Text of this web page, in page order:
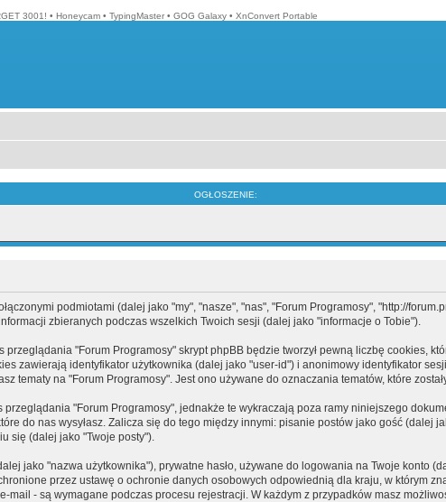
3001! • Honeycam • TypingMaster • GOG Galaxy • XnConvert Portable
OGŁOSZENIE:
podmiotami (dalej jako "my", "nasze", "nas", "Forum Programosy", "http://
zbieranych podczas wszelkich Twoich sesji (dalej jako "informacje o Tobie").
"Forum Programosy" skrypt phpBB będzie tworzył pewną liczbę cookies,
zawierają identyfikator użytkownika (dalej jako "user-id") i anonimowy identyfikator
tematy na "Forum Programosy". Jest ono używane do oznaczania tematów, które
"Forum Programosy", jednakże te wykraczają poza ramy niniejszego
do nas wysyłasz. Zalicza się do tego między innymi: pisanie postów jako gość (dalej
się (dalej jako "Twoje posty").
jako "nazwa użytkownika"), prywatne hasło, używane do logowania na Twoje konto
przez ustawę o ochronie danych osobowych odpowiednią dla kraju, w którym
mail - są wymagane podczas procesu rejestracji. W każdym z przypadków masz